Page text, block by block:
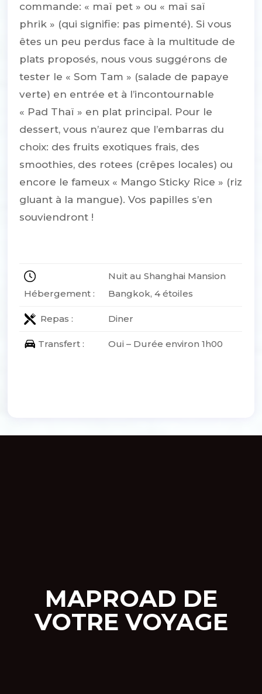
commande: « maï pet » ou « maï saï
phrik » (qui signifie: pas pimenté). Si vous
êtes un peu perdus face à la multitude de
plats proposés, nous vous suggérons de
tester le « Som Tam » (salade de papaye
verte) en entrée et à l’incontournable
« Pad Thaï » en plat principal. Pour le
dessert, vous n’aurez que l’embarras du
choix: des fruits exotiques frais, des
smoothies, des rotees (crêpes locales) ou
encore le fameux « Mango Sticky Rice » (riz
gluant à la mangue). Vos papilles s’en
souviendront !
Hébergement :
Nuit au Shanghai Mansion
Bangkok, 4 étoiles
Repas : Diner
Transfert : Oui – Durée environ 1h00
MAPROAD DE
VOTRE VOYAGE